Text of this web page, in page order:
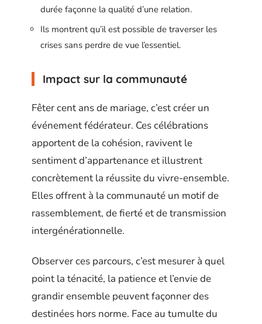
durée façonne la qualité d’une relation.
Ils montrent qu’il est possible de traverser les
crises sans perdre de vue l’essentiel.
Impact sur la communauté
Fêter cent ans de mariage, c’est créer un
événement fédérateur. Ces célébrations
apportent de la cohésion, ravivent le
sentiment d’appartenance et illustrent
concrètement la réussite du vivre-ensemble.
Elles offrent à la communauté un motif de
rassemblement, de fierté et de transmission
intergénérationnelle.
Observer ces parcours, c’est mesurer à quel
point la ténacité, la patience et l’envie de
grandir ensemble peuvent façonner des
destinées hors norme. Face au tumulte du